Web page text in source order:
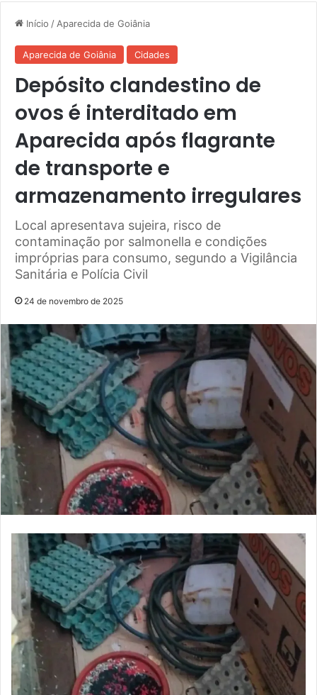
Início / Aparecida de Goiânia
Aparecida de Goiânia Cidades
Depósito clandestino de
ovos é interditado em
Aparecida após flagrante
de transporte e
armazenamento irregulares
Local apresentava sujeira, risco de
contaminação por salmonella e condições
impróprias para consumo, segundo a Vigilância
Sanitária e Polícia Civil
24 de novembro de 2025